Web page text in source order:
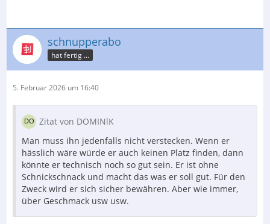
schnupperabo
hat fertig ...
5. Februar 2026 um 16:40
Zitat von DOMINlK
Man muss ihn jedenfalls nicht verstecken. Wenn er
hässlich wäre würde er auch keinen Platz finden, dann
könnte er technisch noch so gut sein. Er ist ohne
Schnickschnack und macht das was er soll gut. Für den
Zweck wird er sich sicher bewähren. Aber wie immer,
über Geschmack usw usw.